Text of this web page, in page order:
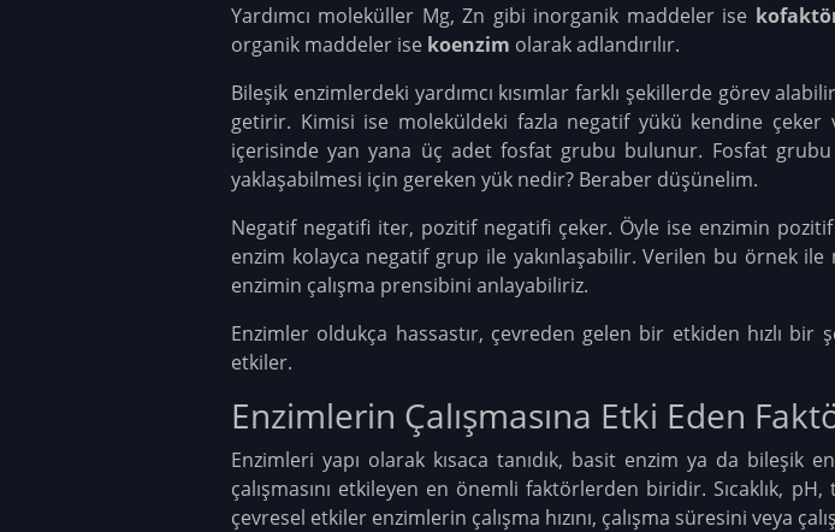
Yardımcı moleküller Mg, Zn gibi inorganik maddeler ise
organik maddeler ise koenzim olarak adlandırılır.
Bileşik enzimlerdeki yardımcı kısımlar farklı şekillerde görev
getirir. Kimisi ise moleküldeki fazla negatif yükü kendine çeker
içerisinde yan yana üç adet fosfat grubu bulunur. Fosfat
yaklaşabilmesi için gereken yük nedir? Beraber düşünelim.
Negatif negatifi iter, pozitif negatifi çeker. Öyle ise enzimin
enzim kolayca negatif grup ile yakınlaşabilir. Verilen bu örnek
enzimin çalışma prensibini anlayabiliriz.
Enzimler oldukça hassastır, çevreden gelen bir etkiden hızlı bir
etkiler.
Enzimlerin Çalışmasına Etki Eden
Enzimleri yapı olarak kısaca tanıdık, basit enzim ya da bileşik
çalışmasını etkileyen en önemli faktörlerden biridir. Sıcaklık,
çevresel etkiler enzimlerin çalışma hızını, çalışma süresini veya